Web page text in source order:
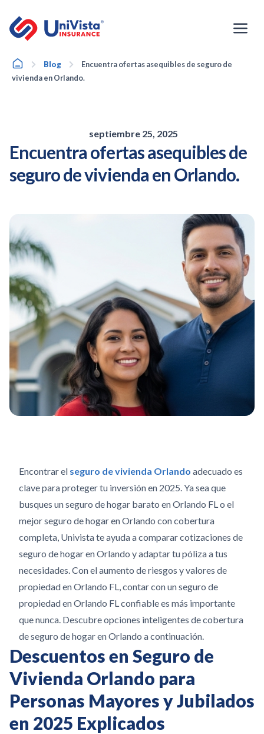
contenido
HomeBlog
Encuentra ofertas asequibles de seguro de
vivienda en Orlando.
septiembre 25, 2025
Encuentra ofertas asequibles de
seguro de vivienda en Orlando.
Encontrar el seguro de vivienda Orlando adecuado es
clave para proteger tu inversión en 2025. Ya sea que
busques un seguro de hogar barato en Orlando FL o el
mejor seguro de hogar en Orlando con cobertura
completa, Univista te ayuda a comparar cotizaciones de
seguro de hogar en Orlando y adaptar tu póliza a tus
necesidades. Con el aumento de riesgos y valores de
propiedad en Orlando FL, contar con un seguro de
propiedad en Orlando FL confiable es más importante
que nunca. Descubre opciones inteligentes de cobertura
de seguro de hogar en Orlando a continuación.
Descuentos en Seguro de
Vivienda Orlando para
Personas Mayores y Jubilados
en 2025 Explicados